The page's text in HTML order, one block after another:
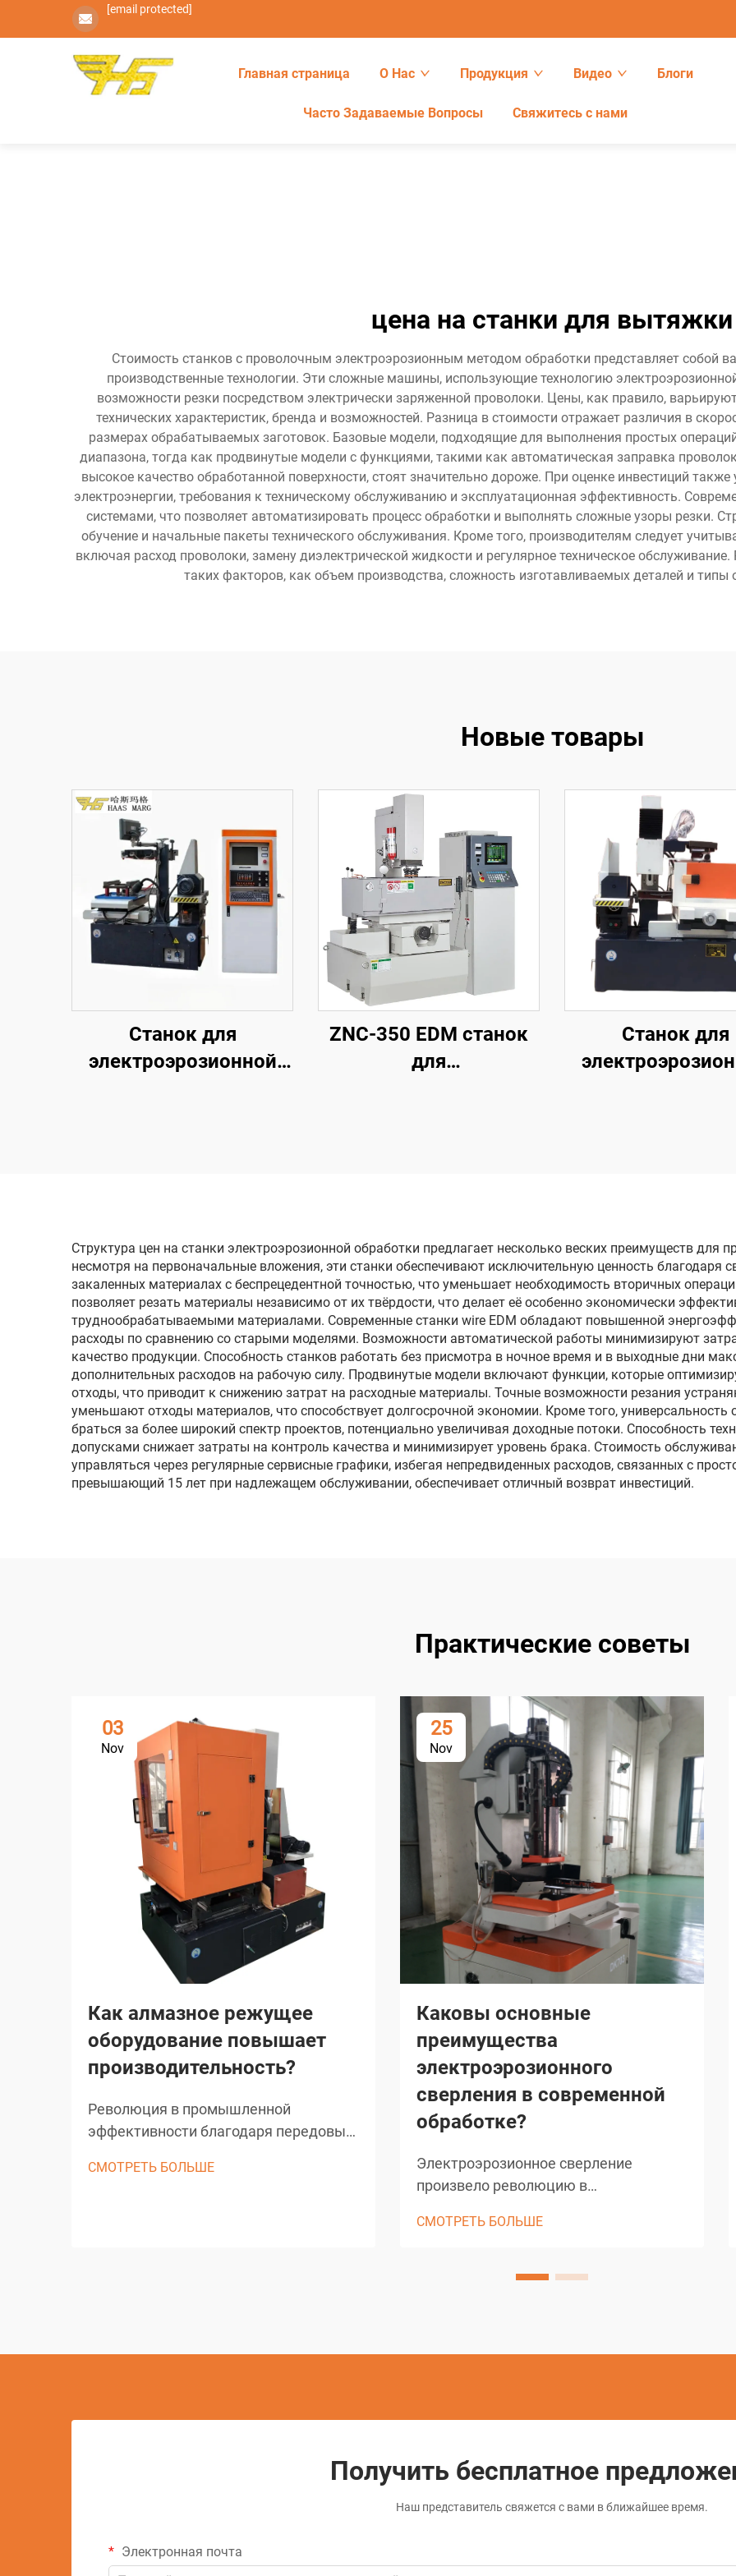
[email protected]
Главная страница О Нас Продукция Видео Блоги
Часто Задаваемые Вопросы Свяжитесь с нами
цена на станки для вытяжки
Стоимость станков с проволочным электроэрозионным методом обработки представляет собой
производственные технологии. Эти сложные машины, использующие технологию
возможности резки посредством электрически заряженной проволоки. Цены, как правило,
технических характеристик, бренда и возможностей. Разница в стоимости отражает различия в
размерах обрабатываемых заготовок. Базовые модели, подходящие для выполнения простых
диапазона, тогда как продвинутые модели с функциями, такими как автоматическая заправка
высокое качество обработанной поверхности, стоят значительно дороже. При оценке инвестиций
электроэнергии, требования к техническому обслуживанию и эксплуатационная эффективность.
системами, что позволяет автоматизировать процесс обработки и выполнять сложные узоры резки.
обучение и начальные пакеты технического обслуживания. Кроме того, производителям следует
включая расход проволоки, замену диэлектрической жидкости и регулярное техническое
таких факторов, как объем производства, сложность изготавливаемых деталей и
Новые товары
Станок для
электроэрозионной
ZNC-350 EDM станок
для
Станок для
Структура цен на станки электроэрозионной обработки предлагает несколько веских преимуществ для
несмотря на первоначальные вложения, эти станки обеспечивают исключительную ценность благодаря
закаленных материалах с беспрецедентной точностью, что уменьшает необходимость вторичных
позволяет резать материалы независимо от их твёрдости, что делает её особенно экономически
труднообрабатываемыми материалами. Современные станки wire EDM обладают повышенной
расходы по сравнению со старыми моделями. Возможности автоматической работы минимизируют
качество продукции. Способность станков работать без присмотра в ночное время и в выходные дни
дополнительных расходов на рабочую силу. Продвинутые модели включают функции, которые
отходы, что приводит к снижению затрат на расходные материалы. Точные возможности резания
уменьшают отходы материалов, что способствует долгосрочной экономии. Кроме того, универсальность
браться за более широкий спектр проектов, потенциально увеличивая доходные потоки. Способность
допусками снижает затраты на контроль качества и минимизирует уровень брака. Стоимость
управляться через регулярные сервисные графики, избегая непредвиденных расходов, связанных с
превышающий 15 лет при надлежащем обслуживании, обеспечивает отличный возврат инвестиций.
Практические советы
03
Nov
Как алмазное режущее
оборудование повышает
производительность?
Революция в промышленной
эффективности благодаря передовым
производственная отрасли пережили
СМОТРЕТЬ БОЛЬШЕ
25
Nov
Каковы основные
преимущества
электроэрозионного
сверления в современной
обработке?
Электроэрозионное сверление
произвело революцию в
обеспечивая беспрецедентную
создании микроскопических
СМОТРЕТЬ БОЛЬШЕ
Получить бесплатное
Наш представитель свяжется с вами в ближайшее время.
Электронная почта